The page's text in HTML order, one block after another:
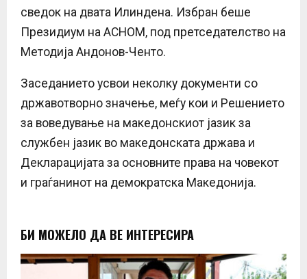
сведок на двата Илиндена. Избран беше
Президиум на АСНОМ, под претседателство на
Методија Андонов-Ченто.
Заседанието усвои неколку документи со
државотворно значење, меѓу кои и Решението
за воведување на македонскиот јазик за
службен јазик во македонската држава и
Декларацијата за основните права на човекот
и граѓанинот на демократска Македонија.
БИ МОЖЕЛО ДА ВЕ ИНТЕРЕСИРА